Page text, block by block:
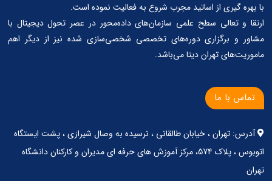
با بهره گیری از اساتید مجرب شروع به فعالیت نموده است.
ارتقا و تعالی سطح علمی سازمان‌های داده‌محور در عصر تحول دیجیتال با
مشاور و برگزاری دوره‌های تخصصی شخصی‌سازی شده نیز از دیگر اهم
ماموریت‌های تهران دیتا می‌باشد.
تماس با ما
آدرس: تهران ، خیابان طالقانی ، نرسیده به وصال شیرازی ، پشت ایستگاه
اتوبوس ، پلاک 574، مرکز آموزش های حرفه ای مدیران و کارکنان دانشگاه
تهران